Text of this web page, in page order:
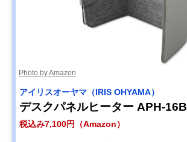
Photo by Amazon
アイリスオーヤマ（IRIS OHYAMA）
デスクパネルヒーター APH-16B
税込み7,100円（Amazon）